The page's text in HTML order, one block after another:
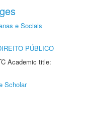
e Sociais
PÚBLICO
Academic title:
Scholar